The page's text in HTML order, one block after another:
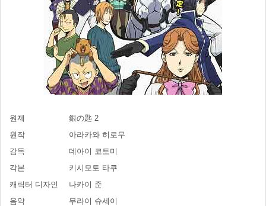
원제
銀の匙 2
원작
아라카와 히로무
감독
데아이 코토미
각본
키시모토 타쿠
캐릭터 디자인
나카이 준
음악
무라이 슈세이